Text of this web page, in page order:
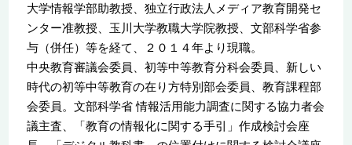
大学情報学部助教授、独立行政法人メディア教育開発セ
ンター准教授、玉川大学教職大学院教授、文部科学省参
与（併任）等を経て、２０１４年より現職。
中央教育審議会委員、初等中等教育分科会委員、新しい
時代の初等中等教育の在り方特別部会委員、教育課程部
会委員。文部科学省 情報活用能力調査に関する協力者会
議主査、「教育の情報化に関する手引」作成検討会座